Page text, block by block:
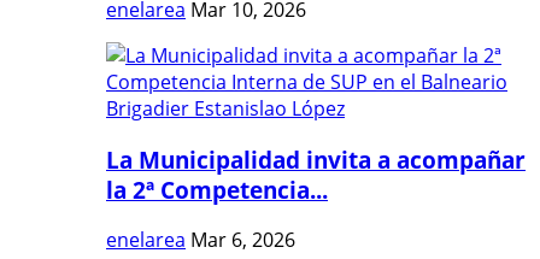
enelarea Mar 10, 2026
La Municipalidad invita a acompañar
la 2ª Competencia...
enelarea Mar 6, 2026